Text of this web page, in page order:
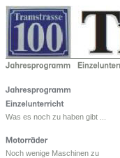
Was es noch zu haben gibt ...
Noch wenige Maschinen zu